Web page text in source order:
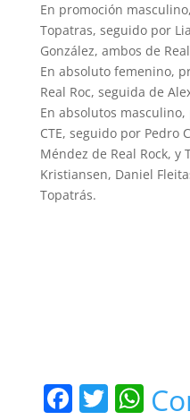
En promoción
Topatras, seguido por
González, ambos de
En absoluto femenino,
Real Roc, seguida de
En absolutos
CTE, seguido por Pedro
Méndez de Real Rock, y
Kristiansen, Daniel
Topatrás.
F T W